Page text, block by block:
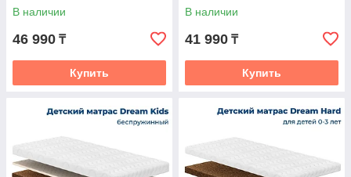
В наличии
46 990 ₸
Купить
В наличии
41 990 ₸
Купить